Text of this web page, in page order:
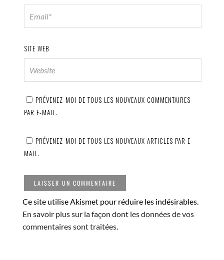
SITE WEB
PRÉVENEZ-MOI DE TOUS LES NOUVEAUX COMMENTAIRES
PAR E-MAIL.
PRÉVENEZ-MOI DE TOUS LES NOUVEAUX ARTICLES PAR E-
MAIL.
Ce site utilise Akismet pour réduire les indésirables.
En savoir plus sur la façon dont les données de vos
commentaires sont traitées